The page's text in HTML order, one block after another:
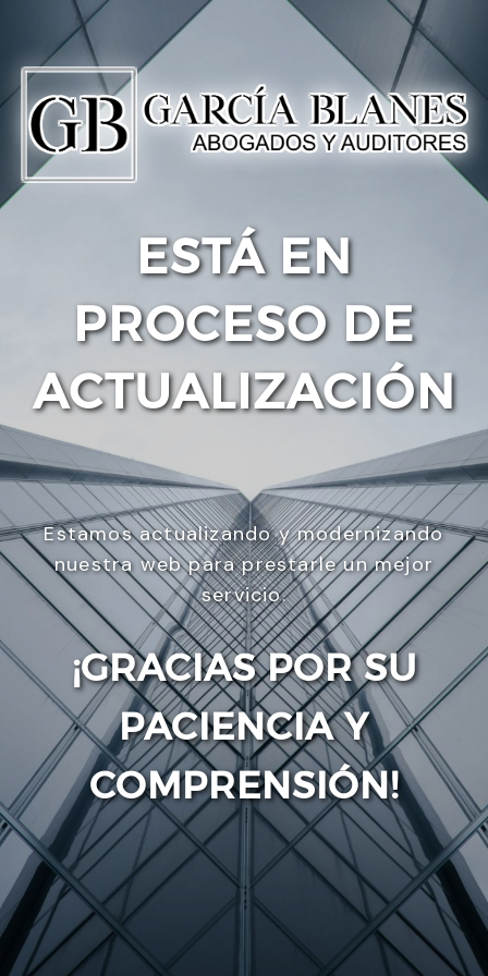
ESTÁ EN
PROCESO DE
ACTUALIZACIÓN
Estamos actualizando y modernizando
nuestra web para prestarle un mejor
servicio.
¡GRACIAS POR SU
PACIENCIA Y
COMPRENSIÓN!
Enviar